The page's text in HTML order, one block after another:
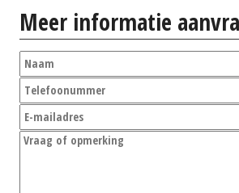
Meer informatie